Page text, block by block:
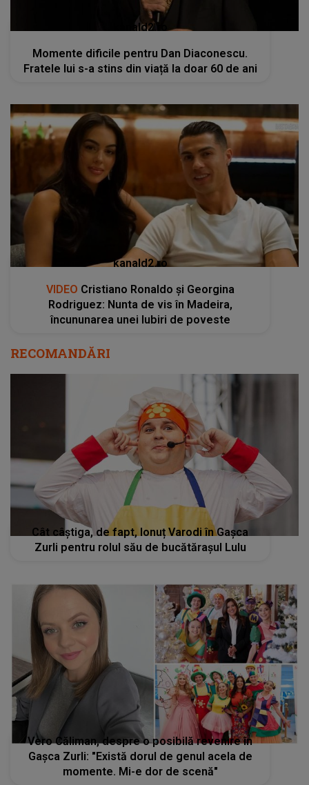
kanald2.ro
Momente dificile pentru Dan Diaconescu.
Fratele lui s-a stins din viață la doar 60 de ani
kanald2.ro
VIDEO Cristiano Ronaldo și Georgina
Rodriguez: Nunta de vis în Madeira,
încununarea unei Iubiri de poveste
RECOMANDĂRI
Cât câștiga, de fapt, Ionuț Varodi în Gașca
Zurli pentru rolul său de bucătărașul Lulu
Vero Căliman, despre o posibilă revenire în
Gașca Zurli: "Există dorul de genul acela de
momente. Mi-e dor de scenă"